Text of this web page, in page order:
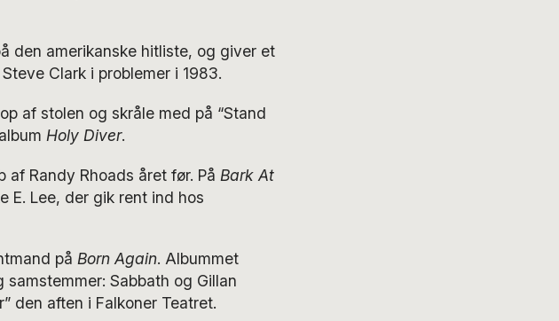
den amerikanske hitliste, og giver et
Clark i problemer i 1983.
af stolen og skråle med på “Stand
Holy Diver.
Randy Rhoads året før. På Bark At
Lee, der gik rent ind hos
på Born Again. Albummet
Sabbath og Gillan
den aften i Falkoner Teatret.